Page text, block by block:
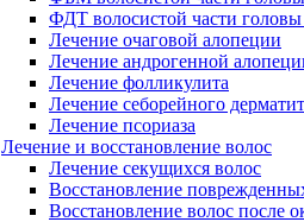
ФДТ волосистой части головы
Лечение очаговой алопеции
Лечение андрогенной
Лечение фолликулита
Лечение себорейного
Лечение псориаза
Лечение и восстановление волос
Лечение секущихся волос
Восстановление
Восстановление волос после